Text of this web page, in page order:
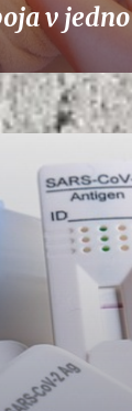
v jedno